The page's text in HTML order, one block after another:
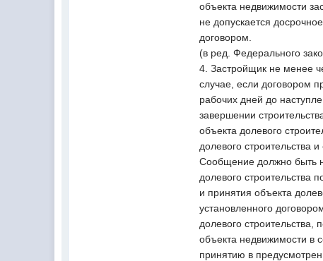
объекта недвижимости
не допускается
договором.
(в ред. Федерального
4. Застройщик не менее
случае, если договором
рабочих дней до
завершении
объекта долевого
долевого строительства
Сообщение должно быть
долевого строительства
и принятия объекта
установленного
долевого
объекта недвижимости в
принятию в